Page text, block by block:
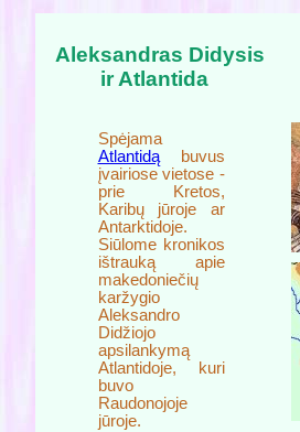
Aleksandras Didysis
ir Atlantida
Spėjama
Atlantidąbuvus
įvairiose vietose -
prie Kretos,
Karibų jūroje ar
Antarktidoje.
Siūlome kronikos
ištrauką apie
makedoniečių
karžygio
Aleksandro
Didžiojo
apsilankymą
Atlantidoje, kuri
buvo
Raudonojoje
jūroje.